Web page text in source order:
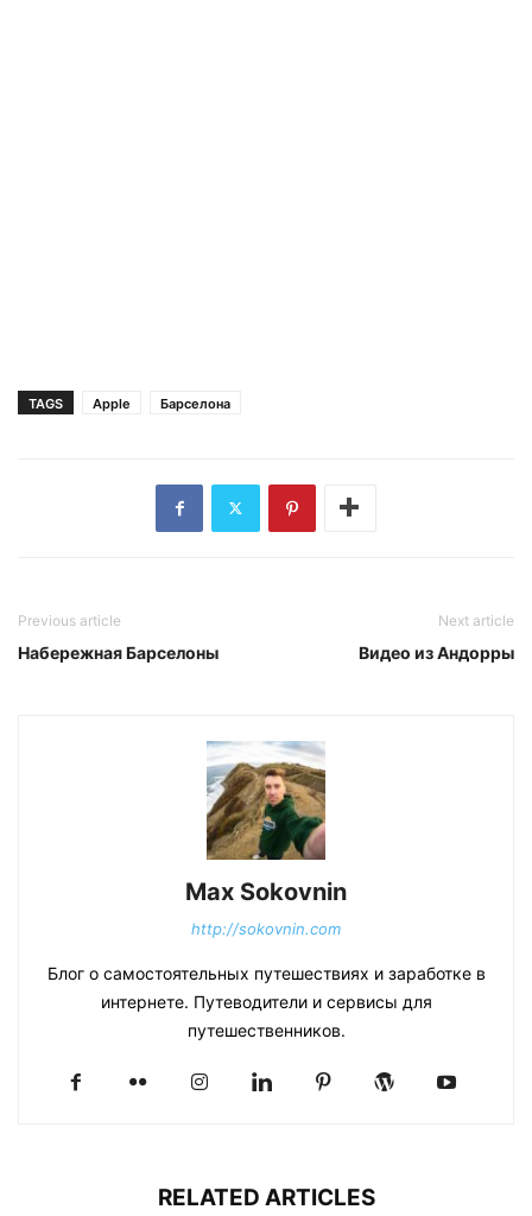
TAGS Apple Барселона
Previous article
Набережная Барселоны
Next article
Видео из Андорры
Max Sokovnin
http://sokovnin.com
Блог о самостоятельных путешествиях и заработке в
интернете. Путеводители и сервисы для
путешественников.
RELATED ARTICLES